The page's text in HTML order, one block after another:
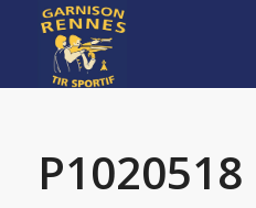
P1020518